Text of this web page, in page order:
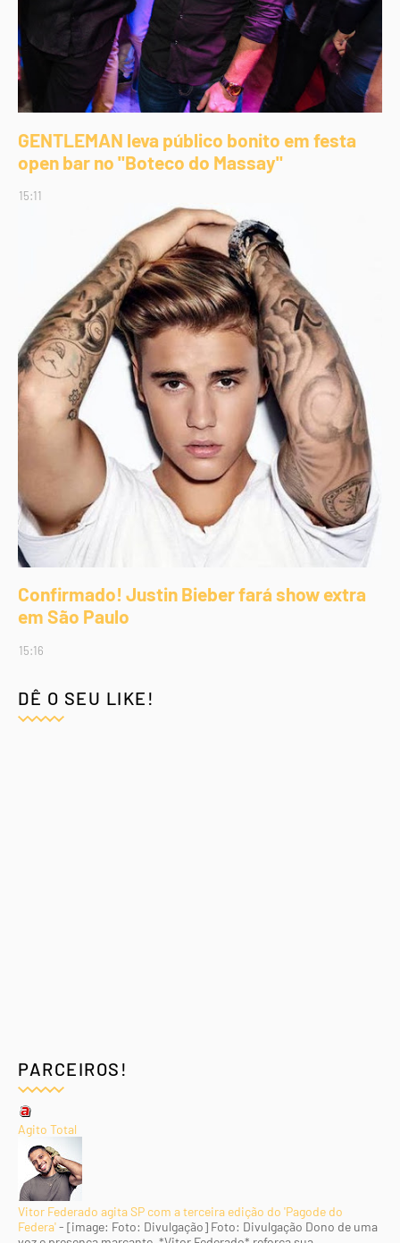
GENTLEMAN leva público bonito em festa
open bar no "Boteco do Massay"
15:11
Confirmado! Justin Bieber fará show extra
em São Paulo
15:16
DÊ O SEU LIKE!
PARCEIROS!
Agito Total
Vitor Federado agita SP com a terceira edição do 'Pagode do
Federa'- [image: Foto: Divulgação] Foto: Divulgação Dono de uma